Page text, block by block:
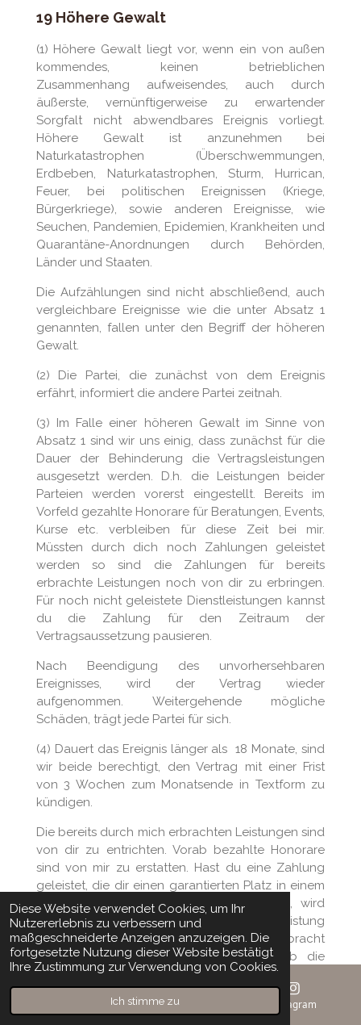
Diese Website verwendet Cookies, um Ihr
Nutzererlebnis zu verbessern und
maßgeschneiderte Anzeigen anzuzeigen. Die
fortgesetzte Nutzung dieser Website bestätigt
Ihre Zustimmung zur Verwendung von Cookies.
Ich stimme zu
19 Höhere Gewalt
(1) Höhere Gewalt liegt vor, wenn ein von außen
kommendes, keinen betrieblichen
Zusammenhang aufweisendes, auch durch
äußerste, vernünftigerweise zu erwartender
Sorgfalt nicht abwendbares Ereignis vorliegt.
Höhere Gewalt ist anzunehmen bei
Naturkatastrophen (Überschwemmungen,
Erdbeben, Naturkatastrophen, Sturm, Hurrican,
Feuer, bei politischen Ereignissen (Kriege,
Bürgerkriege), sowie anderen Ereignisse, wie
Seuchen, Pandemien, Epidemien, Krankheiten und
Quarantäne-Anordnungen durch Behörden,
Länder und Staaten.
Die Aufzählungen sind nicht abschließend, auch
vergleichbare Ereignisse wie die unter Absatz 1
genannten, fallen unter den Begriff der höheren
Gewalt.
(2) Die Partei, die zunächst von dem Ereignis
erfährt, informiert die andere Partei zeitnah.
(3) Im Falle einer höheren Gewalt im Sinne von
Absatz 1 sind wir uns einig, dass zunächst für die
Dauer der Behinderung die Vertragsleistungen
ausgesetzt werden. D.h. die Leistungen beider
Parteien werden vorerst eingestellt. Bereits im
Vorfeld gezahlte Honorare für Beratungen, Events,
Kurse etc. verbleiben für diese Zeit bei mir.
Müssten durch dich noch Zahlungen geleistet
werden so sind die Zahlungen für bereits
erbrachte Leistungen noch von dir zu erbringen.
Für noch nicht geleistete Dienstleistungen kannst
du die Zahlung für den Zeitraum der
Vertragsaussetzung pausieren.
Nach Beendigung des unvorhersehbaren
Ereignisses, wird der Vertrag wieder
aufgenommen. Weitergehende mögliche
Schäden, trägt jede Partei für sich.
(4) Dauert das Ereignis länger als 18 Monate, sind
wir beide berechtigt, den Vertrag mit einer Frist
von 3 Wochen zum Monatsende in Textform zu
kündigen.
Die bereits durch mich erbrachten Leistungen sind
von dir zu entrichten. Vorab bezahlte Honorare
sind von mir zu erstatten. Hast du eine Zahlung
geleistet, die dir einen garantierten Platz in einem
meinen Hypnose Sitzungen sichern sollte, wird
diese Gebühr nicht erstattet, da die Gegenleistung
dir einen Platz zu sichern, durch mich erbracht
wurde und unabhängig dafür anfällt, ob die
Hypnose Sitzung stattfindet oder nicht.
(5) Für den Fall, dass das Ereignis länger als 18
Telefon Instagram